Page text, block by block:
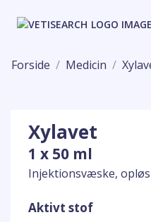
Forside Medicin
Xylavet
1 x 50 ml
Injektionsvæske,
Aktivt stof